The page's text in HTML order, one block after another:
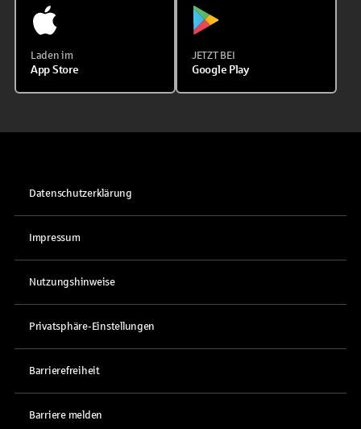
Laden im
App Store
JETZT BEI
Google Play
Datenschutzerklärung
Impressum
Nutzungshinweise
Privatsphäre-Einstellungen
Barrierefreiheit
Barriere melden